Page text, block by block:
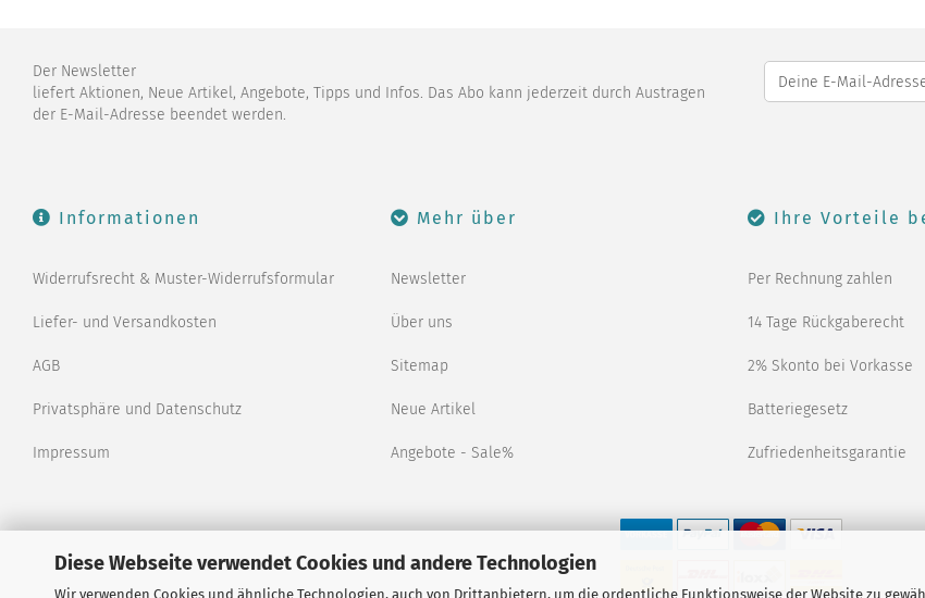
Diese Webseite verwendet Cookies und andere Technologien
Wir verwenden Cookies und ähnliche Technologien, auch von Drittanbietern, um die ordentliche Funktionsweise der Website zu
Der Newsletter
liefert Aktionen, Neue Artikel, Angebote, Tipps und Infos. Das Abo kann jederzeit durch Austragen
der E-Mail-Adresse beendet werden.
Informationen
Widerrufsrecht & Muster-Widerrufsformular
Liefer- und Versandkosten
AGB
Privatsphäre und Datenschutz
Impressum
Mehr über
Newsletter
Über uns
Sitemap
Neue Artikel
Angebote - Sale%
Ihre Vorteile
Per Rechnung zahlen
14 Tage Rückgaberecht
2% Skonto bei Vorkasse
Batteriegesetz
Zufriedenheitsgarantie